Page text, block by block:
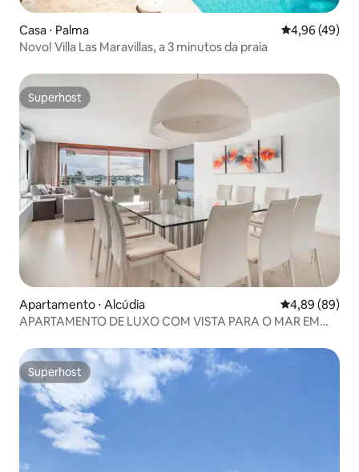
Casa ⋅ Palma 4,96 de uma
4,96 (49)
Novo! Villa Las Maravillas, a 3 minutos da praia
Superhost
Superhost
Apartamento ⋅ Alcúdia 4,89 de uma
4,89 (89)
APARTAMENTO DE LUXO COM VISTA PARA O MAR EM
Superhost
Superhost